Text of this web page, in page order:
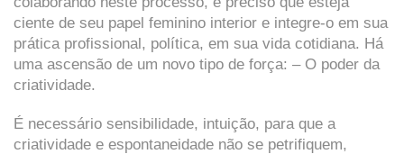
ciente de seu papel feminino interior e integre-o em sua
prática profissional, política, em sua vida cotidiana. Há
uma ascensão de um novo tipo de força: – O poder da
criatividade.
É necessário sensibilidade, intuição, para que a
criatividade e espontaneidade não se petrifiquem,